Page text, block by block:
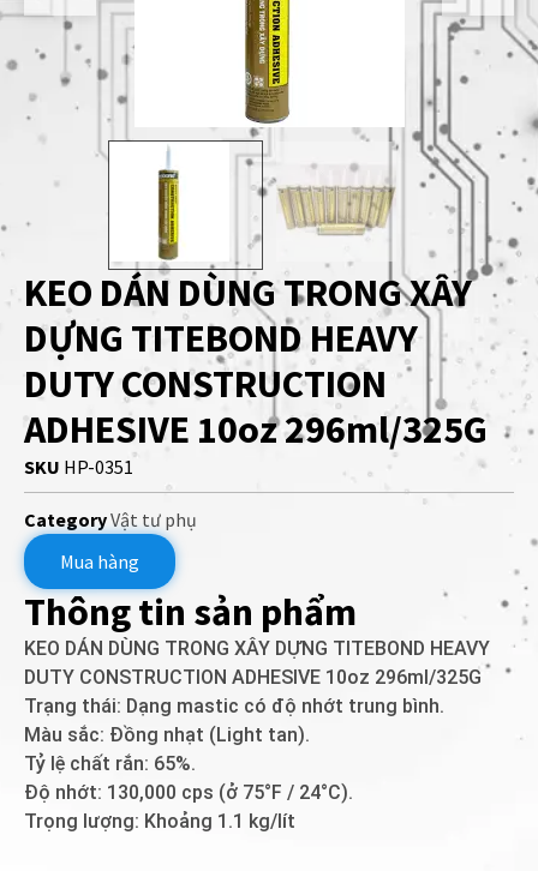
KEO DÁN DÙNG TRONG XÂY
DỰNG TITEBOND HEAVY
DUTY CONSTRUCTION
ADHESIVE 10oz 296ml/325G
SKU HP-0351
CategoryVật tư phụ
Mua hàng
Thông tin sản phẩm
KEO DÁN DÙNG TRONG XÂY DỰNG TITEBOND HEAVY
DUTY CONSTRUCTION ADHESIVE 10oz 296ml/325G
Trạng thái: Dạng mastic có độ nhớt trung bình.
Màu sắc: Đồng nhạt (Light tan).
Tỷ lệ chất rắn: 65%.
Độ nhớt: 130,000 cps (ở 75°F / 24°C).
Trọng lượng: Khoảng 1.1 kg/lít